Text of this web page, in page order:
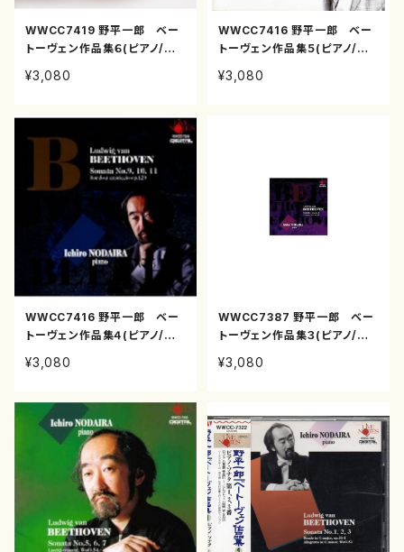
WWCC7419 野平一郎 ベー
トーヴェン作品集６(ピアノ/野
¥3,080
WWCC7416 野平一郎 ベー
トーヴェン作品集５(ピアノ/野
¥3,080
WWCC7416 野平一郎 ベー
トーヴェン作品集４(ピアノ/野
¥3,080
WWCC7387 野平一郎 ベー
トーヴェン作品集３(ピアノ/野
¥3,080